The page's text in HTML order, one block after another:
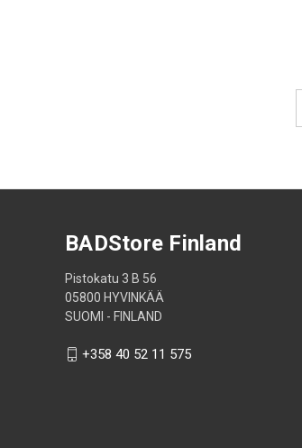
BADStore Finland
Pistokatu 3 B 56
05800 HYVINKÄÄ
SUOMI - FINLAND
+358 40 52 11 575